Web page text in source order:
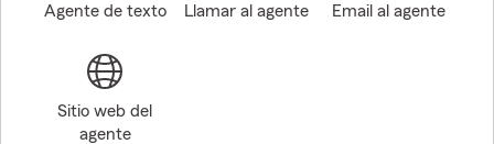
Agente de texto Llamar al agente Email al agente
Sitio web del
agente